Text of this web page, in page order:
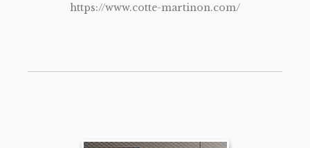
https://www.cotte-martinon.com/